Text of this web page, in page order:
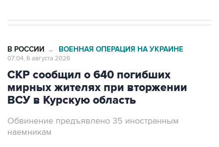
В РОССИИ → ВОЕННАЯ ОПЕРАЦИЯ НА УКРАИНЕ
07:04, 6 августа 2026
СКР сообщил о 640 погибших
мирных жителях при вторжении
ВСУ в Курскую область
Обвинение предъявлено 35 иностранным
наемникам